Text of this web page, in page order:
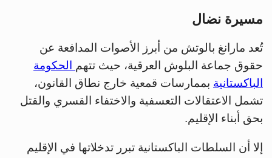
مسيرة نضال
تُعد مارانغ بالوتش من أبرز الأصوات المدافعة عن
حقوق جماعة البلوش العرقية، حيث تتهم الحكومة
الباكستانية بممارسات قمعية خارج نطاق القانون،
تشمل الاعتقالات التعسفية والاختفاء القسري والقتل
بحق أبناء الإقليم.
إلا أن السلطات الباكستانية تبرر تدخلاتها في الإقليم